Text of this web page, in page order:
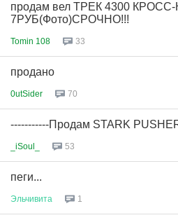
продам вел ТРЕК 4300
7РУБ(Фото)СРОЧНО!!!
Tomin 108 33
продано
0utSider 70
-----------Продам STARK
_iSoul_ 53
пеги...
Эльчивита 1